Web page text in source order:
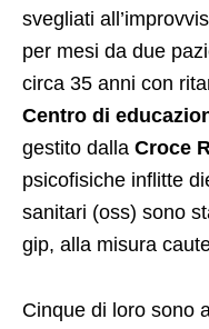
svegliati
per mesi da due
circa 35 anni con
Centro di
gestito dalla Croce
psicofisiche inflitte
sanitari (oss) sono
gip, alla misura
Cinque di loro sono